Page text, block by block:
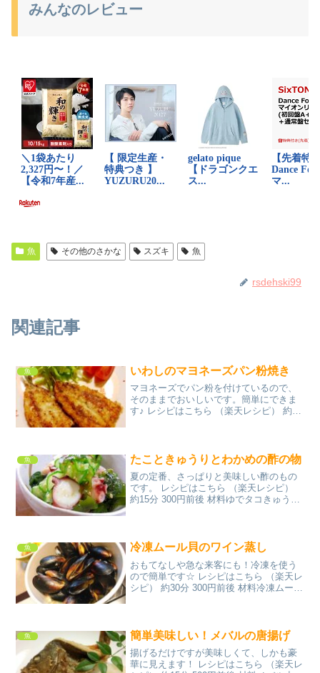
みんなのレビュー
魚 その他のさかな スズキ 魚
rsdehski99
関連記事
魚 いわしのマヨネーズパン粉焼き
マヨネーズでパン粉を付けているので、
そのままでおいしいです。簡単にできま
す♪ レシピはこちら （楽天レシピ） 約15
魚 たこときゅうりとわかめの酢の物
夏の定番、さっぱりと美味しい酢のもの
です。 レシピはこちら （楽天レシピ）
約15分 300円前後 材料ゆでタコきゅうり
魚 冷凍ムール貝のワイン蒸し
おもてなしや急な来客にも！冷凍を使う
ので簡単です☆ レシピはこちら （楽天レ
シピ） 約30分 300円前後 材料冷凍ムール
魚 簡単美味しい！メバルの唐揚げ
揚げるだけですが美味しくて、しかも豪
華に見えます！ レシピはこちら （楽天レ